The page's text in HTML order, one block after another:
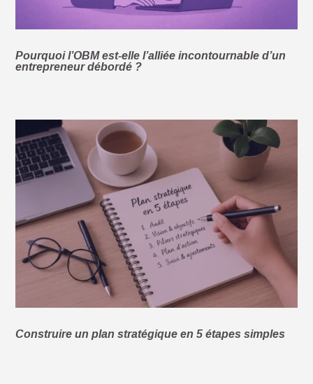
Pourquoi l’OBM est-elle l’alliée incontournable d’un
entrepreneur débordé ?
Construire un plan stratégique en 5 étapes simples